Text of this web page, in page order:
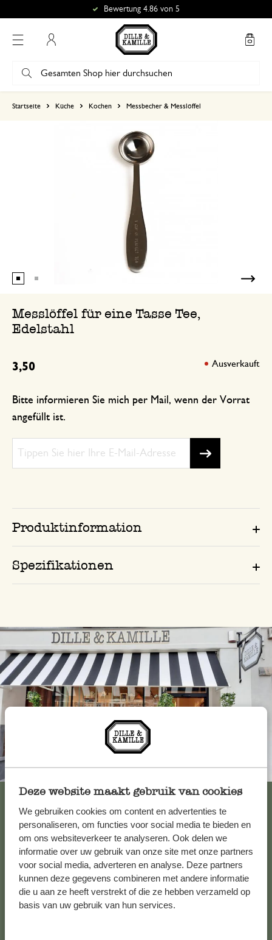
Deze website maakt gebruik van cookies
We gebruiken cookies om content en advertenties te
personaliseren, om functies voor social media te bieden en
om ons websiteverkeer te analyseren. Ook delen we
informatie over uw gebruik van onze site met onze partners
voor social media, adverteren en analyse. Deze partners
kunnen deze gegevens combineren met andere informatie
die u aan ze heeft verstrekt of die ze hebben verzameld op
basis van uw gebruik van hun services.
Bewertung 4.86 von 5
Startseite Küche Kochen Messbecher & Messlöffel
Messlöffel für eine Tasse Tee,
Edelstahl
3,50
Bitte informieren Sie mich per Mail, wenn der Vorrat
angefüllt ist.
Ausverkauft
Produktinformation
Spezifikationen
Immer in der Nähe
Alle 62 Geschäfte anzeigen
Kundenservice/Hilfe
Falls Sie Fragen haben oder Tipps und Hilfe brauchen, wenden
Sie sich bitte an unseren Kundenservice. Oder lesen Sie hier
die Antworten aufhäufig gestellte Fragen